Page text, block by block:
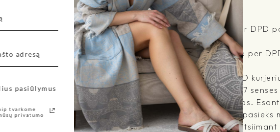
ar DPD atsiėmimo tašką.
siuntoms virš 50 eurų - pristatymas per DPD
nemokamas!
siuntoms iki 50 eurų - pristatymo kaina per
3,63 €
visoms siuntoms – pristatymas per DPD
2. Nemokamai galite atsiimti prekes iš 7
Juozapavičiaus pr. 21 LT 45256, Kaunas.
informuosime Jus, kai Jūsų užsakymas pasieks
atsiėmimo laiko. Kitais atvejais prieš atsiimant
pasiūlymus
tvarkome
privatumo